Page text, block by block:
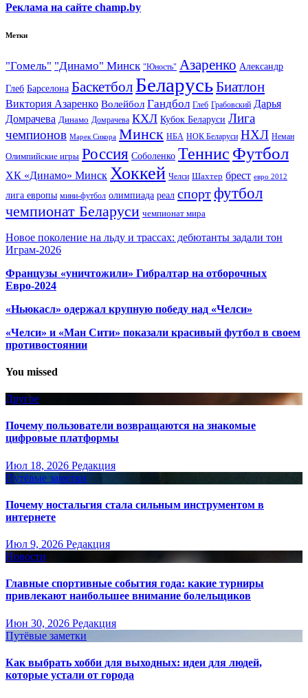
Реклама на сайте champ.by
Метки
"Гомель" "Динамо" Минск "Юность" Азаренко Александр
Глеб Барселона Баскетбол БеларусьБиатлон
Виктория Азаренко Волейбол Гандбол Глеб Грабовский Дарья
Домрачева Динамо Домрачева КХЛ Кубок Беларуси Лига
чемпионов Марек Сикора Минск НБА НОК Беларуси НХЛ Неман
Олимпийские игры Россия Соболенко Теннис Футбол
ХК «Динамо» Минск Хоккей Челси Шахтер брест евро 2012
лига европы мини-футбол олимпиада реал спортфутбол
чемпионат Беларуси чемпионат мира
Новое поколение на льду и трассах: дебютанты задали тон
Играм-2026
Французы «уничтожили» Гибралтар на отборочных
Евро-2024
«Ньюкасл» одержал крупную победу над «Челси»
«Челси» и «Ман Сити» показали красивый футбол в своем
противостоянии
You missed
Другое
Почему пользователи возвращаются на знакомые
цифровые платформы
Июл 18, 2026 Редакция
Путёвые заметки
Почему ностальгия стала сильным инструментом в
интернете
Июл 9, 2026 Редакция
Новости
Главные спортивные события года: какие турниры
привлекают наибольшее внимание болельщиков
Июн 30, 2026 Редакция
Путёвые заметки
Как выбрать хобби для выходных: идеи для людей,
которые устали от города